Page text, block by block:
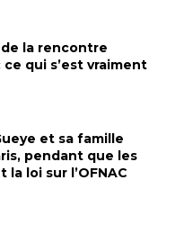
la rencontre
ce qui s’est vraiment
et sa famille
pendant que les
loi sur l’OFNAC